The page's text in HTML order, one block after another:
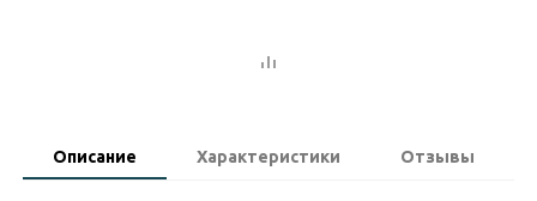
Описание Характеристики Отзывы